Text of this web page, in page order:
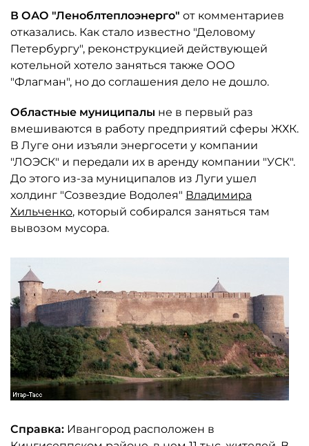
В ОАО "Леноблтеплоэнерго" от комментариев
отказались. Как стало известно "Деловому
Петербургу", реконструкцией действующей
котельной хотело заняться также ООО
"Флагман", но до соглашения дело не дошло.
Областные муниципалы не в первый раз
вмешиваются в работу предприятий сферы ЖХК.
В Луге они изъяли энергосети у компании
"ЛОЭСК" и передали их в аренду компании "УСК".
До этого из-за муниципалов из Луги ушел
холдинг "Созвездие Водолея" Владимира
Хильченко, который собирался заняться там
вывозом мусора.
Справка: Ивангород расположен в